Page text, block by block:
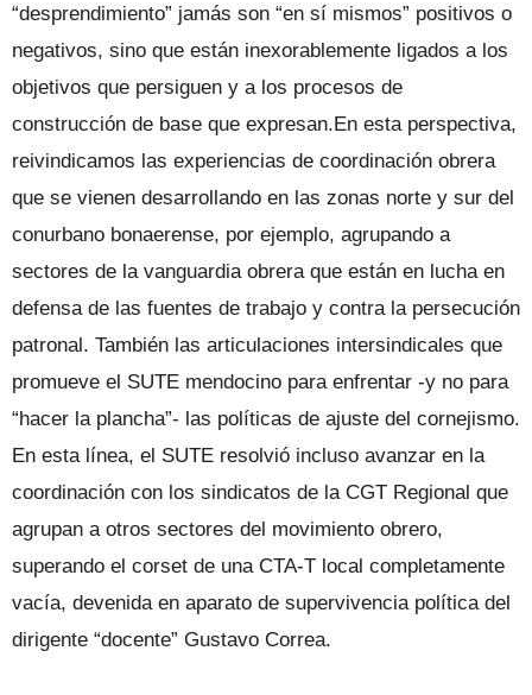
“desprendimiento” jamás son “en sí mismos” positivos o
negativos, sino que están inexorablemente ligados a los
objetivos que persiguen y a los procesos de
construcción de base que expresan.En esta perspectiva,
reivindicamos las experiencias de coordinación obrera
que se vienen desarrollando en las zonas norte y sur del
conurbano bonaerense, por ejemplo, agrupando a
sectores de la vanguardia obrera que están en lucha en
defensa de las fuentes de trabajo y contra la persecución
patronal. También las articulaciones intersindicales que
promueve el SUTE mendocino para enfrentar -y no para
“hacer la plancha”- las políticas de ajuste del cornejismo.
En esta línea, el SUTE resolvió incluso avanzar en la
coordinación con los sindicatos de la CGT Regional que
agrupan a otros sectores del movimiento obrero,
superando el corset de una CTA-T local completamente
vacía, devenida en aparato de supervivencia política del
dirigente “docente” Gustavo Correa.